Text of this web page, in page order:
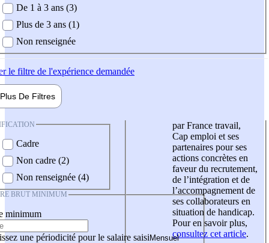
De 1 à 3 ans (3)
Plus de 3 ans (1)
Non renseignée
le filtre de l'expérience demandée
Plus De Filtres
Cadre
Non cadre (2)
Non renseignée (4)
BRUT MINIMUM
minimum
une périodicité pour le salaire saisi
par France travail,
Cap emploi et ses
partenaires pour ses
actions concrètes en
faveur du recrutement,
de l’intégration et de
l’accompagnement de
ses collaborateurs en
situation de handicap.
Pour en savoir plus,
consultez cet article.